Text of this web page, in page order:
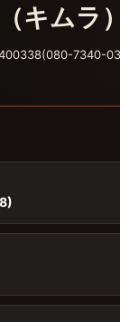
キムラ）
7340-